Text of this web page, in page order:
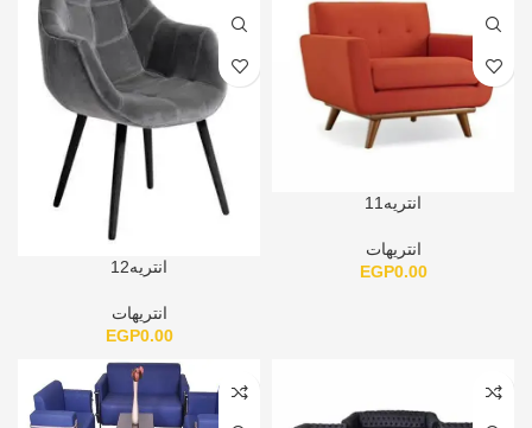
انتريه11
انتريهات
EGP0.00 انتريه12
انتريهات
EGP0.00